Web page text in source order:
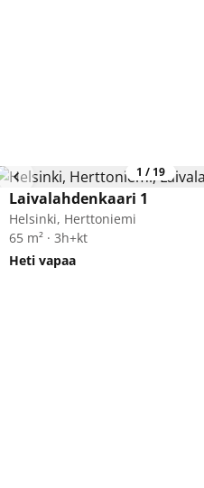
1 / 19
Laivalahdenkaari 1
Helsinki, Herttoniemi
65 m² · 3h+kt
Heti vapaa